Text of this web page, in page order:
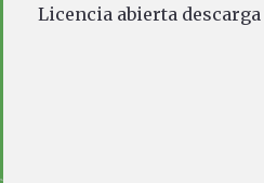
Licencia abierta